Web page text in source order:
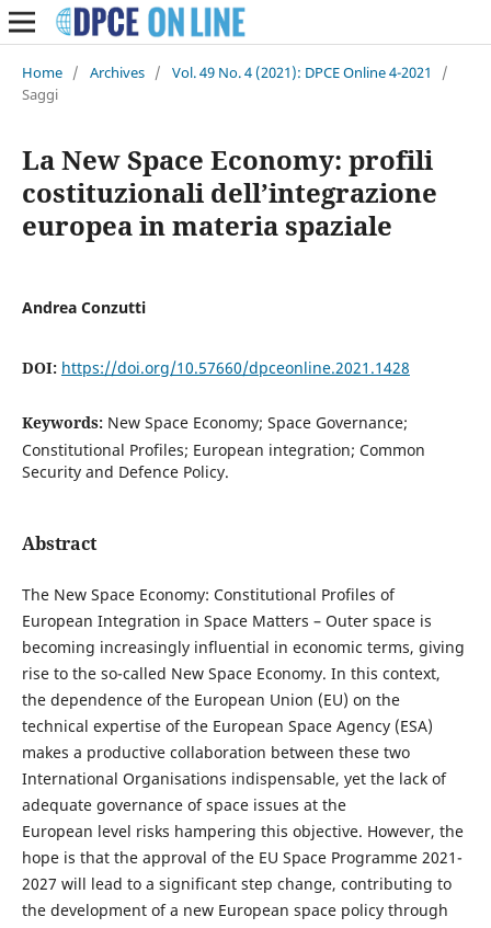
Home / Archives / Vol. 49 No. 4 (2021): DPCE Online 4-2021
/
Saggi
La New Space Economy: profili
costituzionali dell’integrazione
europea in materia spaziale
Andrea Conzutti
DOI: https://doi.org/10.57660/dpceonline.2021.1428
Keywords: New Space Economy; Space Governance;
Constitutional Profiles; European integration; Common
Security and Defence Policy.
Abstract
The New Space Economy: Constitutional Profiles of
European Integration in Space Matters – Outer space is
becoming increasingly influential in economic terms, giving
rise to the so-called New Space Economy. In this context,
the dependence of the European Union (EU) on the
technical expertise of the European Space Agency (ESA)
makes a productive collaboration between these two
International Organisations indispensable, yet the lack of
adequate governance of space issues at the
European level risks hampering this objective. However, the
hope is that the approval of the EU Space Programme 2021-
2027 will lead to a significant step change, contributing to
the development of a new European space policy through